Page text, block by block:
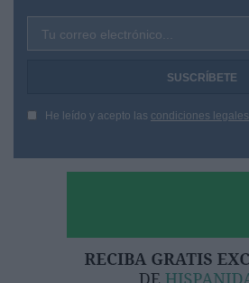
Tu correo electrónico...
He leído y acepto las condiciones legales